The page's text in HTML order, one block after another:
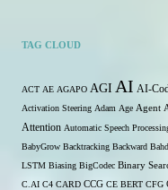
TAG CLOUD
ACT AE AGAPO AGI AI AI-
Activation Steering Adam Age Agent
Attention Automatic Speech
BabyGrow Backtracking Backward
LSTM Biasing BigCodec Binary
C.AI C4 CARD CCG CE BERT CFG